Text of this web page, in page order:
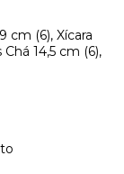
cm (6), Xícara
14,5 cm (6),